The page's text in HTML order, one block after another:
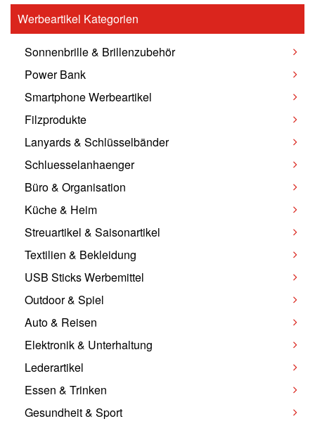
Werbeartikel Kategorien
Sonnenbrille & Brillenzubehör
Power Bank
Smartphone Werbeartikel
Filzprodukte
Lanyards & Schlüsselbänder
Schluesselanhaenger
Büro & Organisation
Küche & Heim
Streuartikel & Saisonartikel
Textilien & Bekleidung
USB Sticks Werbemittel
Outdoor & Spiel
Auto & Reisen
Elektronik & Unterhaltung
Lederartikel
Essen & Trinken
Gesundheit & Sport